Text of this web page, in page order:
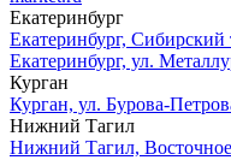
Екатеринбург
Екатеринбург, Сибирский
Екатеринбург, ул.
Курган
Курган, ул. Бурова-
Нижний Тагил
Нижний Тагил,